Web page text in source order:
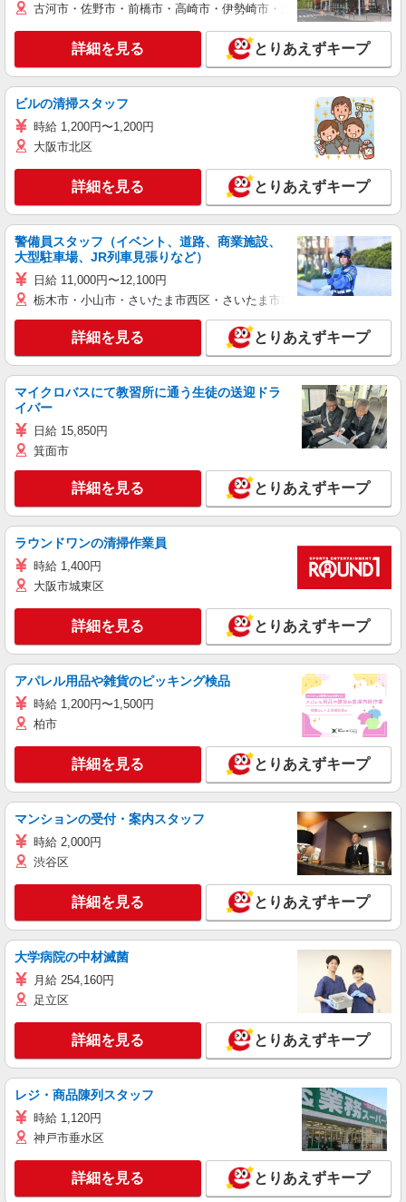
古河市・佐野市・前橋市・高崎市・伊勢崎市・太田市・館林市・藤
詳細を見る とりあえずキープ
ビルの清掃スタッフ
時給 1,200円〜1,200円
大阪市北区
詳細を見る とりあえずキープ
警備員スタッフ（イベント、道路、商業施設、
大型駐車場、JR列車見張りなど）
日給 11,000円〜12,100円
栃木市・小山市・さいたま市西区・さいたま市岩槻区・久喜市・蓮田
詳細を見る とりあえずキープ
マイクロバスにて教習所に通う生徒の送迎ドラ
イバー
日給 15,850円
箕面市
詳細を見る とりあえずキープ
ラウンドワンの清掃作業員
時給 1,400円
大阪市城東区
詳細を見る とりあえずキープ
アパレル用品や雑貨のピッキング検品
時給 1,200円〜1,500円
柏市
詳細を見る とりあえずキープ
マンションの受付・案内スタッフ
時給 2,000円
渋谷区
詳細を見る とりあえずキープ
大学病院の中材滅菌
月給 254,160円
足立区
詳細を見る とりあえずキープ
レジ・商品陳列スタッフ
時給 1,120円
神戸市垂水区
詳細を見る とりあえずキープ